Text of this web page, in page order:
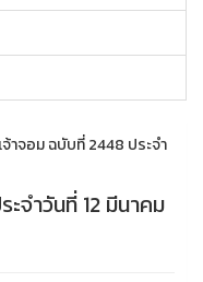
จ้าจอม ฉบับที่ 2448 ประจำ
จำวันที่ 12 มีนาคม